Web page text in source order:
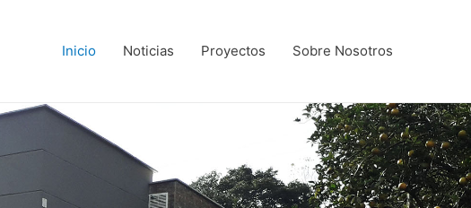
Inicio Noticias Proyectos Sobre Nosotros